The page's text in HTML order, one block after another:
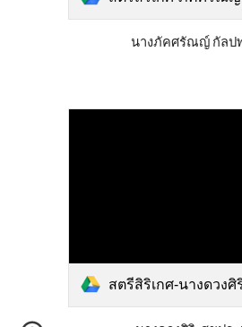
นางภัคศรัณญ์ กัลป
สตรีสิริเกศ-นางดวงศิริ สุ